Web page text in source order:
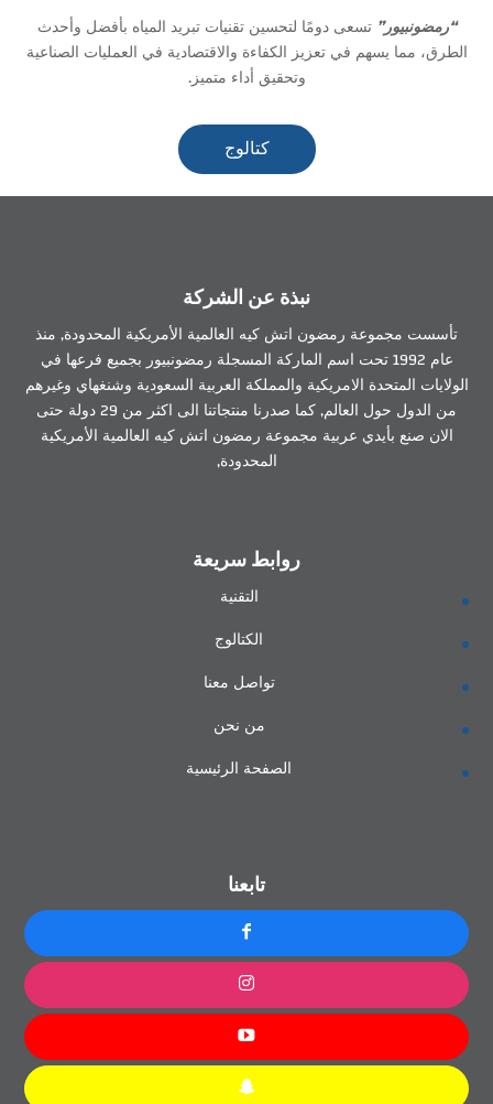
“رمضونبيور” تسعى دومًا لتحسين تقنيات تبريد المياه بأفضل وأحدث
الطرق، مما يسهم في تعزيز الكفاءة والاقتصادية في العمليات الصناعية
وتحقيق أداء متميز.
كتالوج
نبذة عن الشركة
تأسست مجموعة رمضون اتش كيه العالمية الأمريكية المحدودة, منذ
عام 1992 تحت اسم الماركة المسجلة رمضونبيور بجميع فرعها في
الولايات المتحدة الامريكية والمملكة العربية السعودية وشنغهاي وغيرهم
من الدول حول العالم, كما صدرنا منتجاتنا الى اكثر من 29 دولة حتى
الان صنع بأيدي عربية مجموعة رمضون اتش كيه العالمية الأمريكية
المحدودة,
روابط سريعة
التقنية
الكتالوج
تواصل معنا
من نحن
الصفحة الرئيسية
تابعنا